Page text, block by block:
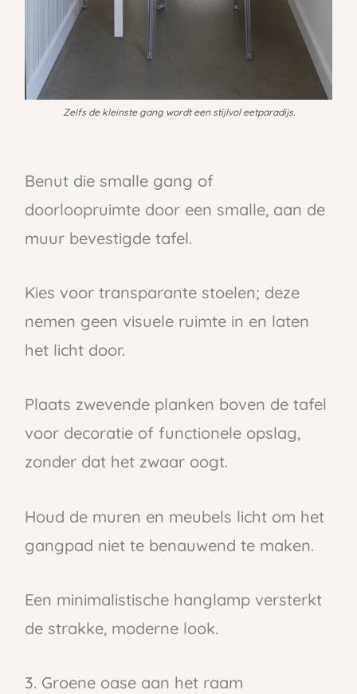
Zelfs de kleinste gang wordt een stijlvol eetparadijs.
Benut die smalle gang of
doorloopruimte door een smalle, aan de
muur bevestigde tafel.
Kies voor transparante stoelen; deze
nemen geen visuele ruimte in en laten
het licht door.
Plaats zwevende planken boven de tafel
voor decoratie of functionele opslag,
zonder dat het zwaar oogt.
Houd de muren en meubels licht om het
gangpad niet te benauwend te maken.
Een minimalistische hanglamp versterkt
de strakke, moderne look.
3. Groene oase aan het raam